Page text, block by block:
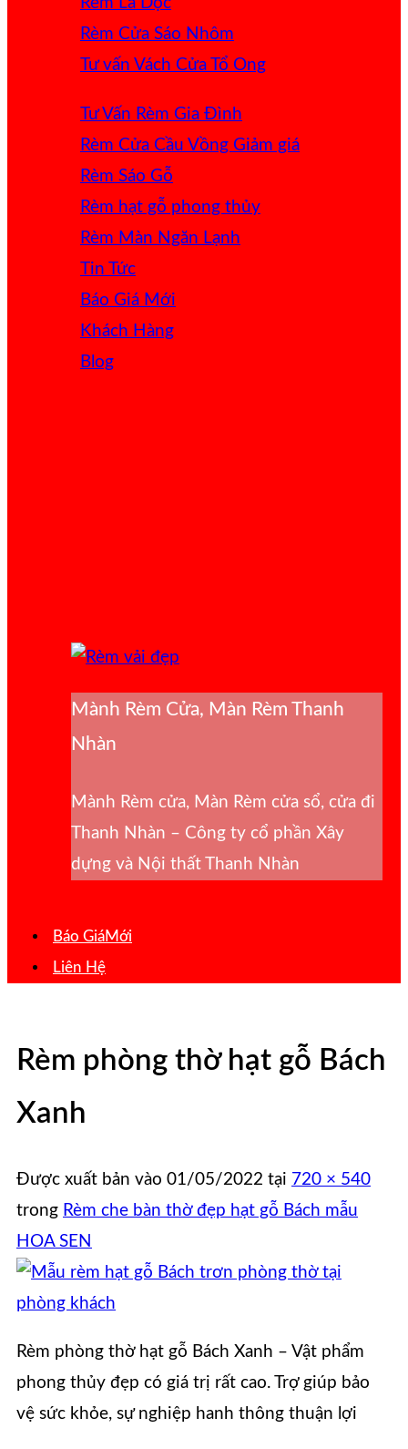
Rèm Lá Dọc
Rèm Cửa Sáo Nhôm
Tư vấn Vách Cửa Tổ Ong
Tư Vấn Rèm Gia Đình
Rèm Cửa Cầu Vồng
Rèm Sáo Gỗ
Rèm hạt gỗ phong thủy
Rèm Màn Ngăn Lạnh
Tin Tức
Báo Giá
Khách Hàng
Blog
Mành Rèm Cửa, Màn Rèm Thanh
Nhàn
Mành Rèm cửa, Màn Rèm cửa sổ, cửa đi
Thanh Nhàn – Công ty cổ phần Xây
dựng và Nội thất Thanh Nhàn
Báo Giá
Liên Hệ
Rèm phòng thờ hạt gỗ Bách
Xanh
Được xuất bản vào 01/05/2022 tại 720 × 540
trong Rèm che bàn thờ đẹp hạt gỗ Bách mẫu
HOA SEN
Rèm phòng thờ hạt gỗ Bách Xanh – Vật phẩm
phong thủy đẹp có giá trị rất cao. Trợ giúp bảo
vệ sức khỏe, sự nghiệp hanh thông thuận lợi